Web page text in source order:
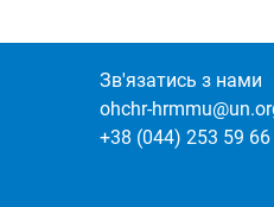
Зв'язатись з нами
ohchr-
+38 (044) 253 59 66